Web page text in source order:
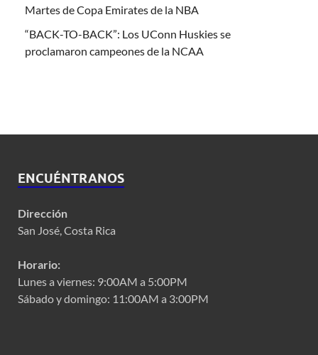
Martes de Copa Emirates de la NBA
“BACK-TO-BACK”: Los UConn Huskies se
proclamaron campeones de la NCAA
ENCUÉNTRANOS
Dirección
San José, Costa Rica
Horario:
Lunes a viernes: 9:00AM a 5:00PM
Sábado y domingo: 11:00AM a 3:00PM